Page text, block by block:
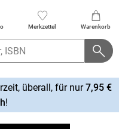
Merkzettel Warenkorb
überall, für nur7,95 €
!